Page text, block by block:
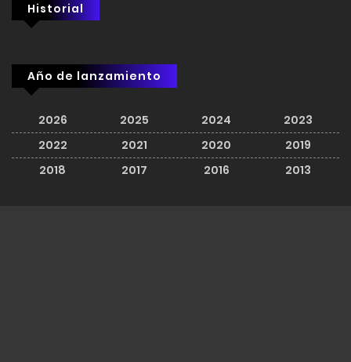
Historial
Año de lanzamiento
2026 2025 2024
2023
2022
2021 2020
2019
2018
2017 2016 2013